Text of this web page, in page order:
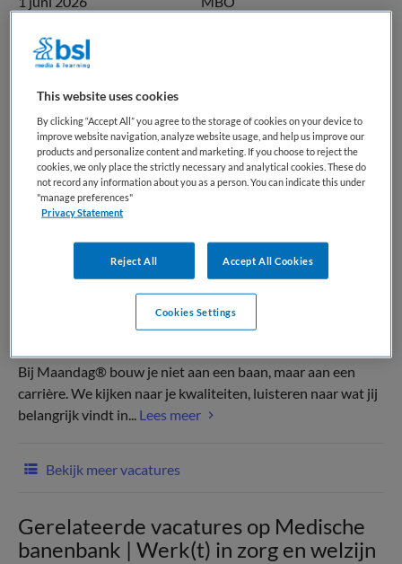
ERVARING
Niet nader bepaald
Vacature niet beschikbaar
Deze vacature Doktersassistent bij Maandag is niet meer
actueel. Hieronder staan enkele vergelijkbare vacatures die
voor u wellicht interessant zijn.
Bij Maandag® bouw je niet aan een baan, maar aan een
carrière. We kijken naar je kwaliteiten, luisteren naar wat jij
belangrijk vindt in... Lees meer
Bekijk meer vacatures
Gerelateerde vacatures op Medische
banenbank | Werk(t) in zorg en welzijn
This website uses cookies
By clicking “Accept All” you agree to the storage of cookies on your device to
improve website navigation, analyze website usage, and help us improve our
products and personalize content and marketing. If you choose to reject the
cookies, we only place the strictly necessary and analytical cookies. These do
not record any information about you as a person. You can indicate this under
"manage preferences"
Privacy Statement
Reject All Accept All Cookies
Cookies Settings